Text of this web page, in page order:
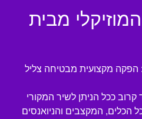
המוזיקלי מבית
הפקה מקצועית מבטיחה צליל
קרוב ככל הניתן לשיר המקורי
הכלים, המקצבים והניואנסים